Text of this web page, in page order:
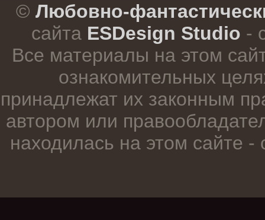
© Любовно-
сайта ESDesign Studio -
Все материалы на этом
ознакомительных
принадлежат их законным
автором или
находилась на этом сайте